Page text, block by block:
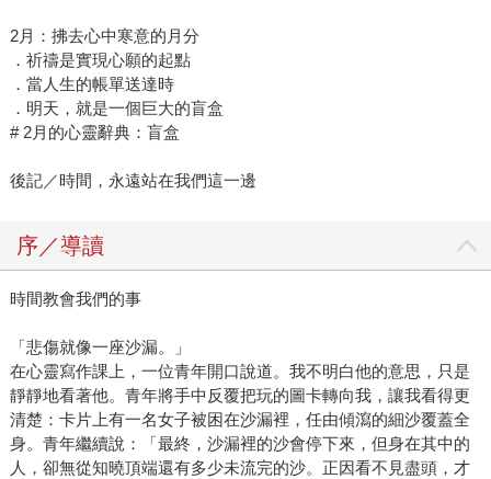
2月：拂去心中寒意的月分
．祈禱是實現心願的起點
．當人生的帳單送達時
．明天，就是一個巨大的盲盒
# 2月的心靈辭典：盲盒
後記／時間，永遠站在我們這一邊
序／導讀
時間教會我們的事
「悲傷就像一座沙漏。」
在心靈寫作課上，一位青年開口說道。我不明白他的意思，只是
靜靜地看著他。青年將手中反覆把玩的圖卡轉向我，讓我看得更
清楚：卡片上有一名女子被困在沙漏裡，任由傾瀉的細沙覆蓋全
身。青年繼續說：「最終，沙漏裡的沙會停下來，但身在其中的
人，卻無從知曉頂端還有多少未流完的沙。正因看不見盡頭，才